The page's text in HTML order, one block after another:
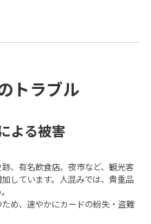
トラブル
よる被害
、有名飲食店、夜市など、観光客
しています。人混みでは、貴重品
め、速やかにカードの紛失・盗難